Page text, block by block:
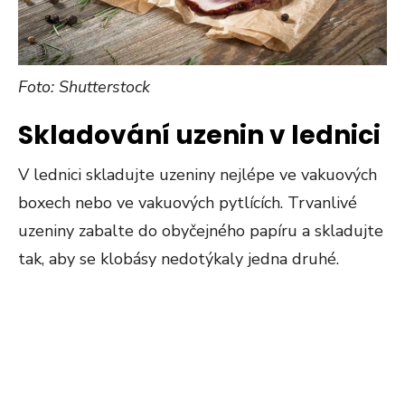
Foto: Shutterstock
Skladování uzenin v lednici
V lednici skladujte uzeniny nejlépe ve vakuových
boxech nebo ve vakuových pytlících. Trvanlivé
uzeniny zabalte do obyčejného papíru a skladujte
tak, aby se klobásy nedotýkaly jedna druhé.